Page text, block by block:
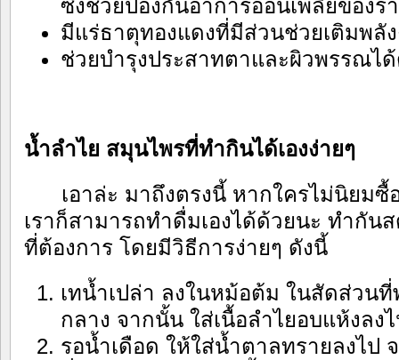
ซึ่งช่วยป้องกันอาการอ่อนเพลียของร่
มีแร่ธาตุทองแดงที่มีส่วนช่วยเติมพลั
ช่วยบำรุงประสาทตาและผิวพรรณไ
น้ำลำไย สมุนไพรที่ทำกินได้เองง่ายๆ
เอาล่ะ มาถึงตรงนี้ หากใครไม่นิย
เราก็สามารถทำดื่มเองได้ด้วยนะ ทำกัน
ที่ต้องการ โดยมีวิธีการง่ายๆ ดังนี้
เทน้ำเปล่า ลงในหม้อต้ม ในสัดส่วน
กลาง จากนั้น ใส่เนื้อลำไยอบแห้งลง
รอน้ำเดือด ให้ใส่น้ำตาลทรายลงไป